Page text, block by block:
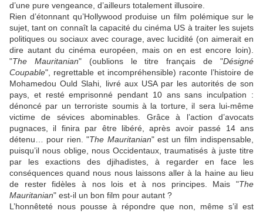
d’une pure vengeance, d’ailleurs totalement illusoire.
Rien d’étonnant qu’Hollywood produise un film polémique sur le
sujet, tant on connaît la capacité du cinéma US à traiter les sujets
politiques ou sociaux avec courage, avec lucidité (on aimerait en
dire autant du cinéma européen, mais on en est encore loin).
"The Mauritanian" (oublions le titre français de "Désigné
Coupable", regrettable et incompréhensible) raconte l’histoire de
Mohamedou Ould Slahi, livré aux USA par les autorités de son
pays, et resté emprisonné pendant 10 ans sans inculpation :
dénoncé par un terroriste soumis à la torture, il sera lui-même
victime de sévices abominables. Grâce à l’action d’avocats
pugnaces, il finira par être libéré, après avoir passé 14 ans
détenu… pour rien. "The Mauritanian" est un film indispensable,
puisqu’il nous oblige, nous Occidentaux, traumatisés à juste titre
par les exactions des djihadistes, à regarder en face les
conséquences quand nous nous laissons aller à la haine au lieu
de rester fidèles à nos lois et à nos principes. Mais "The
Mauritanian" est-il un bon film pour autant ?
L’honnêteté nous pousse à répondre que non, même s’il est